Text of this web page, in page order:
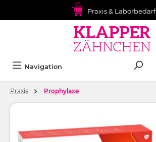
Praxis & Laborbedarf
Navigation
Praxis Prophylaxe